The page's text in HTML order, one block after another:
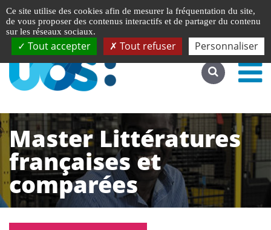
Accéder au site complet English
Master Littératures
françaises et
comparées
Ce site utilise des cookies afin de mesurer la fréquentation du site,
de vous proposer des contenus interactifs et de partager du contenu
sur les réseaux sociaux.
Tout accepter Tout refuser Personnaliser